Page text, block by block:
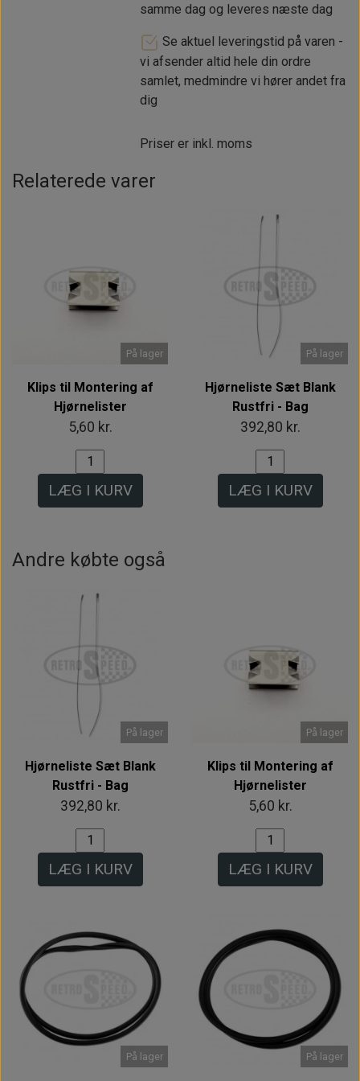
samme dag og leveres næste dag
Se aktuel leveringstid på varen -
vi afsender altid hele din ordre
samlet, medmindre vi hører andet fra
dig
Priser er inkl. moms
Relaterede varer
På lager
Klips til Montering af
Hjørnelister
5,60 kr.
LÆG I KURV
På lager
Hjørneliste Sæt Blank
Rustfri - Bag
392,80 kr.
LÆG I KURV
Andre købte også
På lager
Hjørneliste Sæt Blank
Rustfri - Bag
392,80 kr.
LÆG I KURV
På lager
Klips til Montering af
Hjørnelister
5,60 kr.
LÆG I KURV
På lager På lager